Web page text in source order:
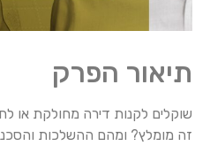
תיאור הפרק
שוקלים לקנות דירה מחולקת או
זה מומלץ? ומהם ההשלכות